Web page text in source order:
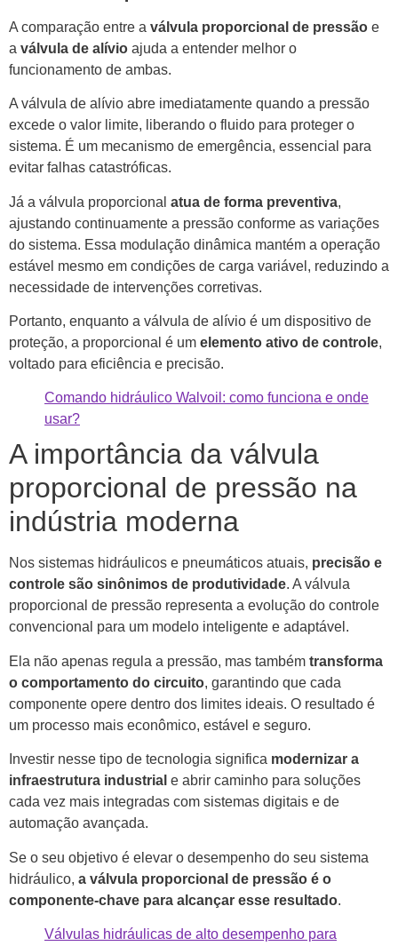
A comparação entre a válvula proporcional de pressão e
a válvula de alívio ajuda a entender melhor o
funcionamento de ambas.
A válvula de alívio abre imediatamente quando a pressão
excede o valor limite, liberando o fluido para proteger o
sistema. É um mecanismo de emergência, essencial para
evitar falhas catastróficas.
Já a válvula proporcional atua de forma preventiva,
ajustando continuamente a pressão conforme as variações
do sistema. Essa modulação dinâmica mantém a operação
estável mesmo em condições de carga variável, reduzindo a
necessidade de intervenções corretivas.
Portanto, enquanto a válvula de alívio é um dispositivo de
proteção, a proporcional é um elemento ativo de controle,
voltado para eficiência e precisão.
Comando hidráulico Walvoil: como funciona e onde
usar?
A importância da válvula
proporcional de pressão na
indústria moderna
Nos sistemas hidráulicos e pneumáticos atuais, precisão e
controle são sinônimos de produtividade. A válvula
proporcional de pressão representa a evolução do controle
convencional para um modelo inteligente e adaptável.
Ela não apenas regula a pressão, mas também transforma
o comportamento do circuito, garantindo que cada
componente opere dentro dos limites ideais. O resultado é
um processo mais econômico, estável e seguro.
Investir nesse tipo de tecnologia significa modernizar a
infraestrutura industrial e abrir caminho para soluções
cada vez mais integradas com sistemas digitais e de
automação avançada.
Se o seu objetivo é elevar o desempenho do seu sistema
hidráulico, a válvula proporcional de pressão é o
componente-chave para alcançar esse resultado.
Válvulas hidráulicas de alto desempenho para